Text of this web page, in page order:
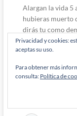
Alargan la vida 5
hubieras muerto
dirás tu como
fármaco para
Y sobre lo de
Pero sí, está
ningunee a los
Privacidad y cookies:
aceptas su uso.
Para obtener más
consulta: Política de